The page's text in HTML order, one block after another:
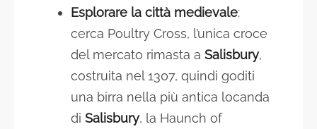
Esplorare la città medievale:
cerca Poultry Cross, l’unica croce
del mercato rimasta a Salisbury,
costruita nel 1307, quindi goditi
una birra nella più antica locanda
di Salisbury, la Haunch of